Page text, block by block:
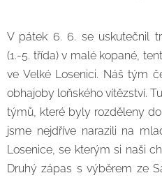
V pátek 6. 6. se uskutečnil
(1.-5. třída) v malé kopané,
ve Velké Losenici. Náš tým
obhajoby loňského vítězství.
týmů, které byly rozděleny
jsme nejdříve narazili na
Losenice, se kterým si naši
Druhý zápas s výběrem ze